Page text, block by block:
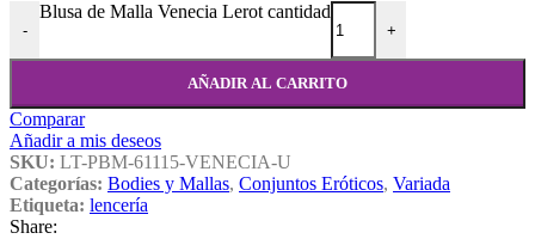
-
Blusa de Malla Venecia Lerot cantidad
+
AÑADIR AL CARRITO
Comparar
Añadir a mis deseos
SKU: LT-PBM-61115-VENECIA-U
Categorías: Bodies y Mallas, Conjuntos Eróticos, Variada
Etiqueta: lencería
Share: